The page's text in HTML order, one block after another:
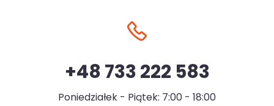
+48 733 222 583
Poniedziałek - Piątek: 7:00 - 18:00